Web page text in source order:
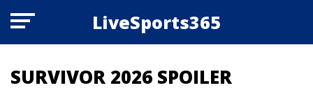
LiveSports365
SURVIVOR 2026 SPOILER